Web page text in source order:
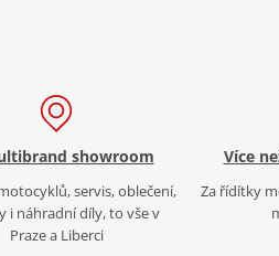
showroom
servis, oblečení,
i náhradní díly, to vše v
Praze a Liberci
Více
Za řídítky